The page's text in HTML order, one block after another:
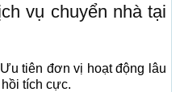
vụ chuyển nhà tại
Ưu tiên đơn vị hoạt động lâu
tích cực.